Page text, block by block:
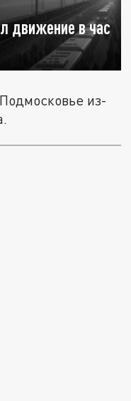
движение в час
из-